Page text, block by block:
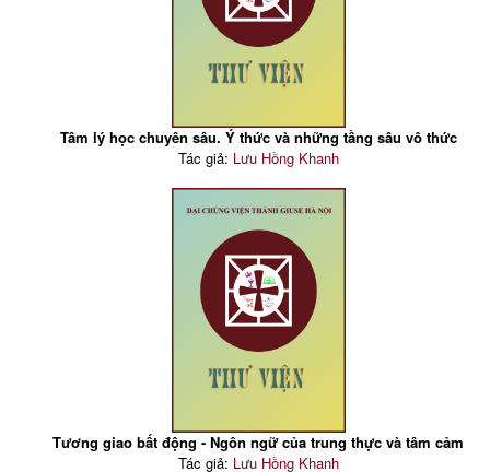
Tâm lý học chuyên sâu. Ý thức và những tầng sâu vô thức
Tác giả: Lưu Hồng Khanh
Tương giao bất động - Ngôn ngữ của trung thực và tâm cảm
Tác giả: Lưu Hồng Khanh